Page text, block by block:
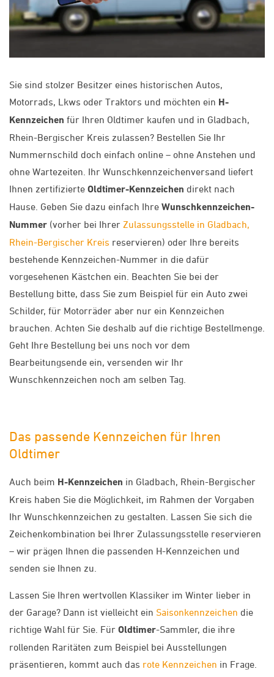
Sie sind stolzer Besitzer eines historischen Autos,
Motorrads, Lkws oder Traktors und möchten ein H-
Kennzeichen für Ihren Oldtimer kaufen und in Gladbach,
Rhein-Bergischer Kreis zulassen? Bestellen Sie Ihr
Nummernschild doch einfach online – ohne Anstehen und
ohne Wartezeiten. Ihr Wunschkennzeichenversand liefert
Ihnen zertifizierte Oldtimer-Kennzeichen direkt nach
Hause. Geben Sie dazu einfach Ihre Wunschkennzeichen-
Nummer (vorher bei Ihrer Zulassungsstelle in Gladbach,
Rhein-Bergischer Kreis reservieren) oder Ihre bereits
bestehende Kennzeichen-Nummer in die dafür
vorgesehenen Kästchen ein. Beachten Sie bei der
Bestellung bitte, dass Sie zum Beispiel für ein Auto zwei
Schilder, für Motorräder aber nur ein Kennzeichen
brauchen. Achten Sie deshalb auf die richtige Bestellmenge.
Geht Ihre Bestellung bei uns noch vor dem
Bearbeitungsende ein, versenden wir Ihr
Wunschkennzeichen noch am selben Tag.
Das passende Kennzeichen für Ihren
Oldtimer
Auch beim H-Kennzeichen in Gladbach, Rhein-Bergischer
Kreis haben Sie die Möglichkeit, im Rahmen der Vorgaben
Ihr Wunschkennzeichen zu gestalten. Lassen Sie sich die
Zeichenkombination bei Ihrer Zulassungsstelle reservieren
– wir prägen Ihnen die passenden H-Kennzeichen und
senden sie Ihnen zu.
Lassen Sie Ihren wertvollen Klassiker im Winter lieber in
der Garage? Dann ist vielleicht ein Saisonkennzeichen die
richtige Wahl für Sie. Für Oldtimer-Sammler, die ihre
rollenden Raritäten zum Beispiel bei Ausstellungen
präsentieren, kommt auch das rote Kennzeichen in Frage.